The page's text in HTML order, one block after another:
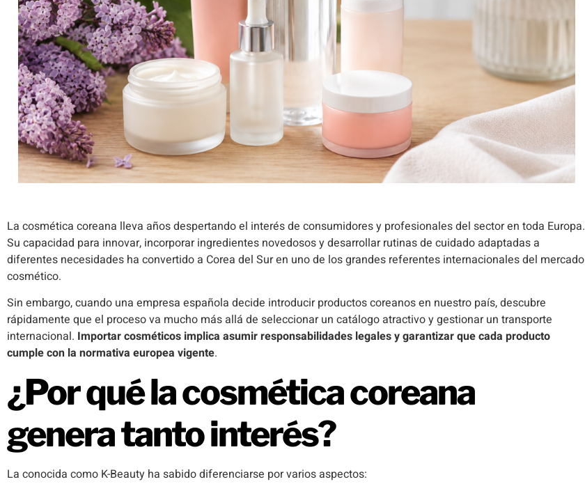
La cosmética coreana lleva años despertando el interés de consumidores y profesionales del sector en toda Europa.
Su capacidad para innovar, incorporar ingredientes novedosos y desarrollar rutinas de cuidado adaptadas a
diferentes necesidades ha convertido a Corea del Sur en uno de los grandes referentes internacionales del mercado
cosmético.
Sin embargo, cuando una empresa española decide introducir productos coreanos en nuestro país, descubre
rápidamente que el proceso va mucho más allá de seleccionar un catálogo atractivo y gestionar un transporte
internacional. Importar cosméticos implica asumir responsabilidades legales y garantizar que cada producto
cumple con la normativa europea vigente.
¿Por qué la cosmética coreana
genera tanto interés?
La conocida como K-Beauty ha sabido diferenciarse por varios aspectos: